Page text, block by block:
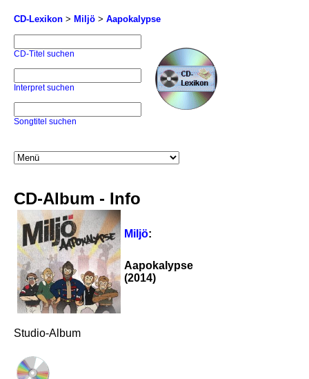
CD-Lexikon > Miljö > Aapokalypse
CD-Titel suchen
Interpret suchen
Songtitel suchen
CD-Album - Info
Miljö:
Aapokalypse
(2014)
Studio-Album